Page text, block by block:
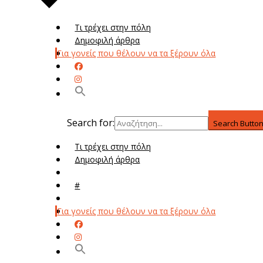
Τι τρέχει στην πόλη
Δημοφιλή άρθρα
Για γονείς που θέλουν να τα ξέρουν όλα
Search for: Search
Τι τρέχει στην πόλη
Δημοφιλή άρθρα
#
Για γονείς που θέλουν να τα ξέρουν όλα